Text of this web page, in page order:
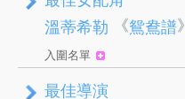
溫蒂希勒 《鴛鴦譜》
入圍名單
最佳導演